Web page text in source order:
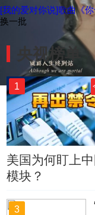
[我的爱对你说]歌曲《
换一批
央视榜单
1
美国为何盯上
模块？
3